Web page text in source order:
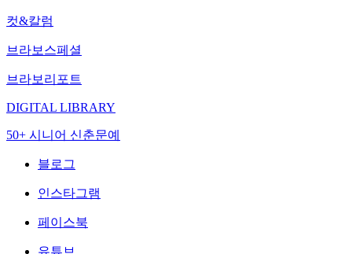
컷&칼럼
브라보스페셜
브라보리포트
DIGITAL LIBRARY
50+ 시니어 신춘문예
블로그
인스타그램
페이스북